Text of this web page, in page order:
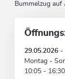
Bummelzug
29.05.2026 -
Montag -
10:05 -